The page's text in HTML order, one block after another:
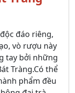
đáo riêng,
vò rượu này
tay bởi những
Tràng.Có thể
phẩm đều